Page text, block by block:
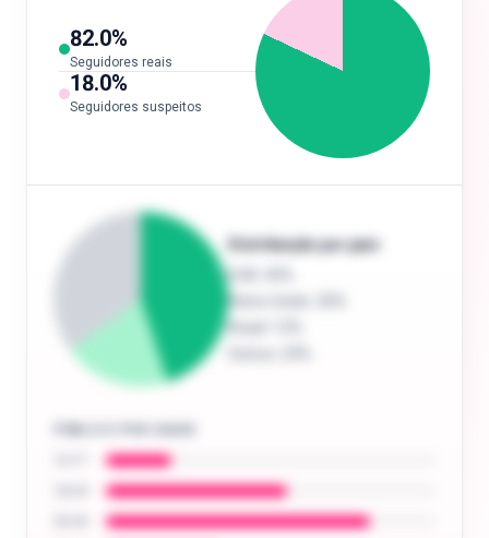
82.0%
Seguidores reais
18.0%
Seguidores suspeitos
Distribuição por país
EUA
Brasil